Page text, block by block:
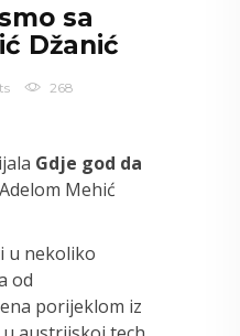
sa
Džanić
268
Gdje god da
Mehić
u nekoliko
od
porijeklom iz